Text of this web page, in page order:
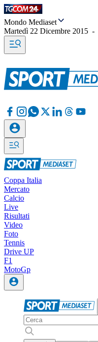
Mondo Mediaset
Martedì 22 Dicembre 2015 -
Coppa Italia
Mercato
Calcio
Live
Risultati
Video
Foto
Tennis
Drive UP
F1
MotoGp